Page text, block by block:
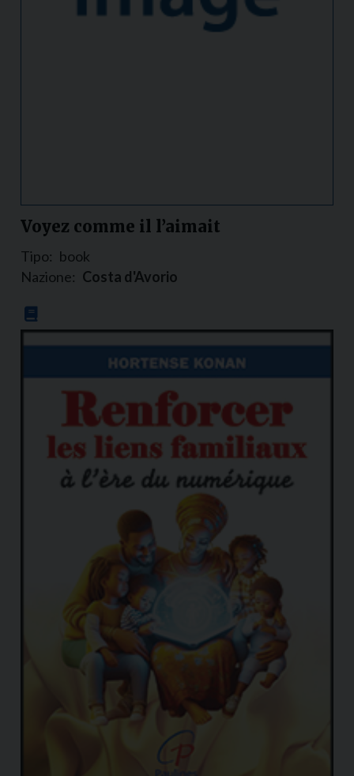
Voyez comme il l’aimait
Tipo: book
Nazione: Costa d'Avorio